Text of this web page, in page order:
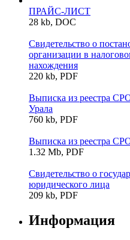
ПРАЙС-ЛИСТ
28 kb, DOC
Свидетельство о
организации в
нахождения
220 kb, PDF
Выписка из реестра
Урала
760 kb, PDF
Выписка из реестра
1.32 Mb, PDF
Свидетельство о
юридического лица
209 kb, PDF
Информация